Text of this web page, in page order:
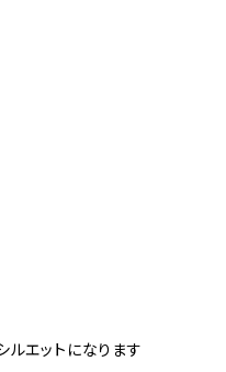
エットになります